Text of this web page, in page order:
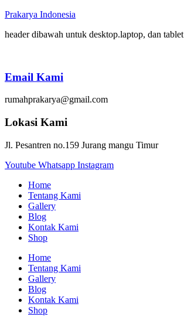
Prakarya Indonesia
header dibawah untuk desktop.laptop, dan tablet
Email Kami
rumahprakarya@gmail.com
Lokasi Kami
Jl. Pesantren no.159 Jurang mangu Timur
Youtube Whatsapp Instagram
Home
Tentang Kami
Gallery
Blog
Kontak Kami
Shop
Home
Tentang Kami
Gallery
Blog
Kontak Kami
Shop